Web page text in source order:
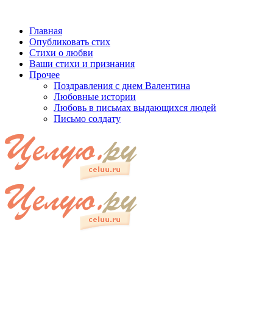
Главная
Опубликовать стих
Стихи о любви
Ваши стихи и признания
Прочее
Поздравления с днем Валентина
Любовные истории
Любовь в письмах выдающихся людей
Письмо солдату